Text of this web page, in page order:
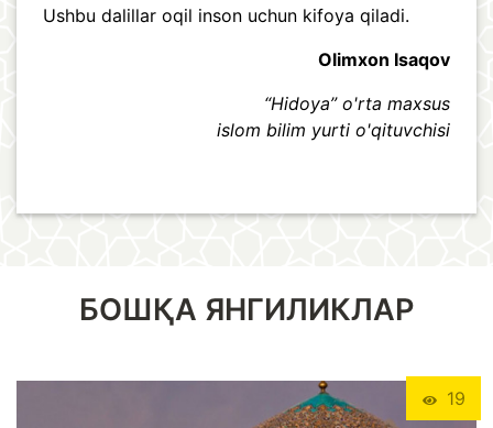
Ushbu dalillar oqil inson uchun kifoya qiladi.
Olimxon Isaqov
“Hidoya” o'rta maxsus
islom bilim yurti o'qituvchisi
БОШҚА ЯНГИЛИКЛАР
19